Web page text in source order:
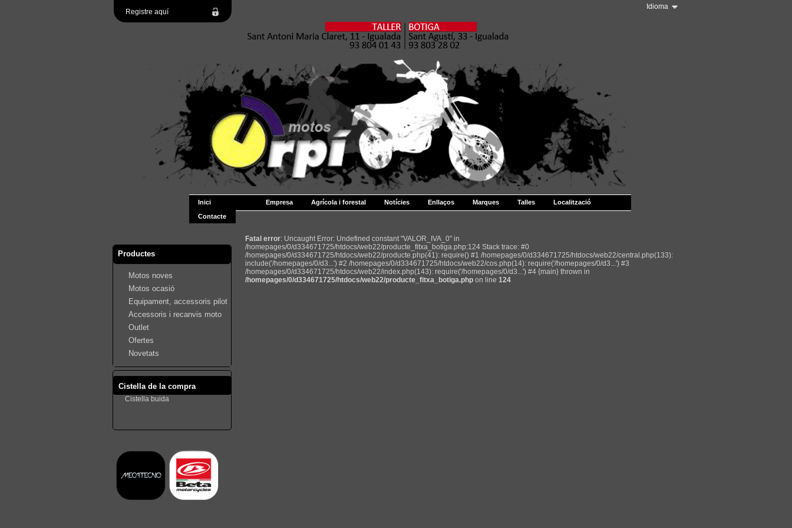
Registre aquí
Idioma
Inici Empresa Agrícola i forestal Notícies Enllaços Marques Talles
Localització
Contacte
Productes
Motos noves
Motos ocasió
Equipament, accessoris pilot
Accessoris i recanvis moto
Outlet
Ofertes
Novetats
Cistella de la compra
Cistella buida
Fatal error: Uncaught Error: Undefined constant "VALOR_IVA_0" in
/homepages/0/d334671725/htdocs/web22/producte_fitxa_botiga.php:124 Stack trace: #0
/homepages/0/d334671725/htdocs/web22/producte.php(41): require() #1 /homepages/0/d334671725/htdocs/web22/central.php(133):
include('/homepages/0/d3...') #2 /homepages/0/d334671725/htdocs/web22/cos.php(14): require('/homepages/0/d3...') #3
/homepages/0/d334671725/htdocs/web22/index.php(143): require('/homepages/0/d3...') #4 {main} thrown in
/homepages/0/d334671725/htdocs/web22/producte_fitxa_botiga.php on line 124